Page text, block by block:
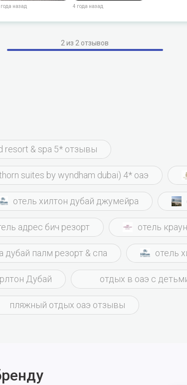
назад 4 года назад
2 из 2 отзывов
resort & spa 5* отзывы
suites by wyndham dubai) 4* оаэ
отель хилтон дубай джумейра
адрес бич резорт отель
дубай палм резорт & спа отель
Дубай отдых в оаэ с
пляжный отдых оаэ отзывы